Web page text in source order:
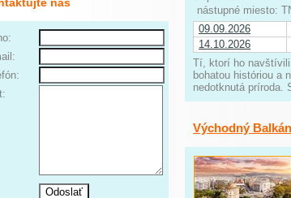
nástupné miesto:
09.09.2026
14.10.2026
Tí, ktorí ho navštívili
bohatou históriou a
nedotknutá príroda.
Východný Balkán